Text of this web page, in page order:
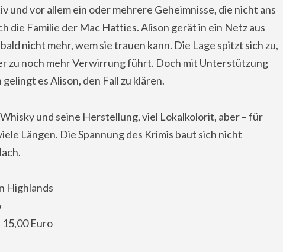
und vor allem ein oder mehrere Geheimnisse, die nicht ans
die Familie der Mac Hatties. Alison gerät in ein Netz aus
nicht mehr, wem sie trauen kann. Die Lage spitzt sich zu,
zu noch mehr Verwirrung führt. Doch mit Unterstützung
es Alison, den Fall zu klären.
und seine Herstellung, viel Lokalkolorit, aber – für
Längen. Die Spannung des Krimis baut sich nicht
Highlands
15,00 Euro